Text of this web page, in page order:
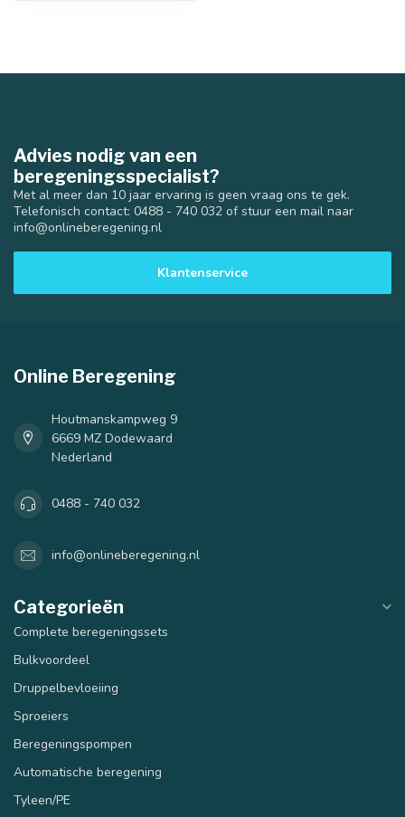
Advies nodig van een
beregeningsspecialist?
Met al meer dan 10 jaar ervaring is geen vraag ons te gek.
Telefonisch contact: 0488 - 740 032 of stuur een mail naar
info@onlineberegening.nl
Klantenservice
Online Beregening
Houtmanskampweg 9
6669 MZ Dodewaard
Nederland
0488 - 740 032
info@onlineberegening.nl
Categorieën
Complete beregeningssets
Bulkvoordeel
Druppelbevloeiing
Sproeiers
Beregeningspompen
Automatische beregening
Tyleen/PE